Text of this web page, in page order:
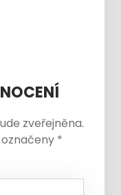
zveřejněna.
*